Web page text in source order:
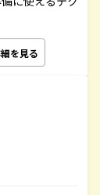
を見る